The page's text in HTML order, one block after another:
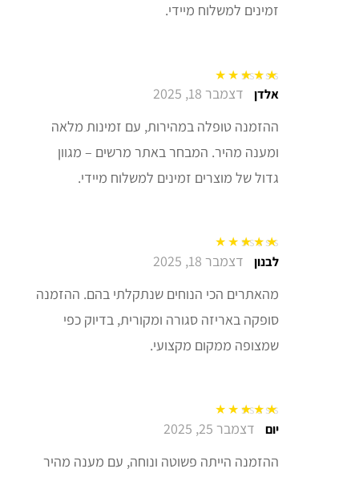
זמינים למשלוח מיידי.
דורג5מתוך 5אלדן דצמבר 18, 2025
ההזמנה טופלה במהירות, עם זמינות מלאה
ומענה מהיר. המבחר באתר מרשים – מגוון
גדול של מוצרים זמינים למשלוח מיידי.
דורג5מתוך 5לבנון דצמבר 18, 2025
מהאתרים הכי הנוחים שנתקלתי בהם. ההזמנה
סופקה באריזה סגורה ומקורית, בדיוק כפי
שמצופה ממקום מקצועי.
דורג5 מתוך 5 יום דצמבר 25, 2025
ההזמנה הייתה פשוטה ונוחה, עם מענה מהיר